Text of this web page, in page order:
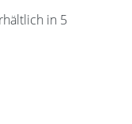
in 5